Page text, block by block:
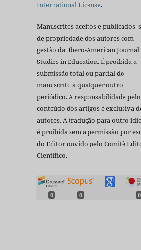
International License.
Manuscritos aceitos e publicados
de propriedade dos autores com
gestão da Ibero-American Journal
Studies in Education. É proibida a
submissão total ou parcial do
manuscrito a qualquer outro
periódico. A responsabilidade pelo
conteúdo dos artigos é exclusiva
autores. A tradução para outro
é proibida sem a permissão por
do Editor ouvido pelo Comitê
Científico.
0 0 0